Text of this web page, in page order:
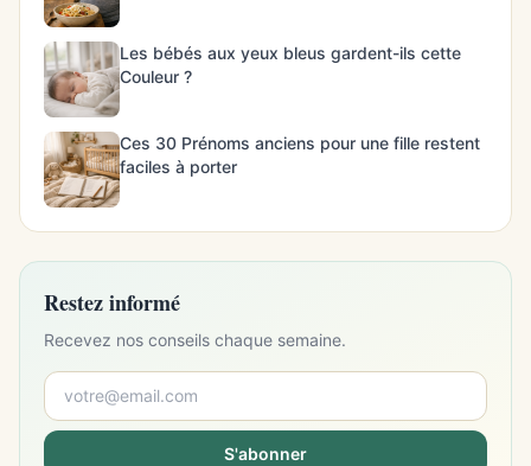
Les bébés aux yeux bleus gardent-ils cette
Couleur ?
Ces 30 Prénoms anciens pour une fille restent
faciles à porter
Restez informé
Recevez nos conseils chaque semaine.
S'abonner